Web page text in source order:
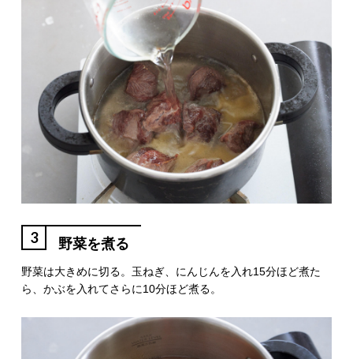
3 野菜を煮る
野菜は大きめに切る。玉ねぎ、にんじんを入れ15分ほど煮た
ら、かぶを入れてさらに10分ほど煮る。